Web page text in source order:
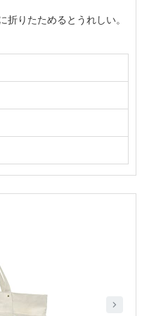
りたためるとうれしい。